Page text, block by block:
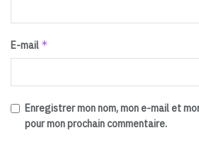
E-mail *
Enregistrer mon nom, mon e-mail et
pour mon prochain commentaire.